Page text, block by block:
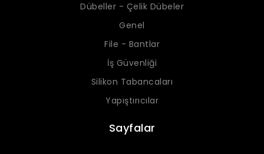
Dübeller - Çelik Dübeler
Genel
File - Bantlar
İş Güvenliği
Silikon Tabancaları
Yapıştırıcılar
Sayfalar